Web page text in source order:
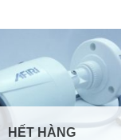
HẾT HÀNG